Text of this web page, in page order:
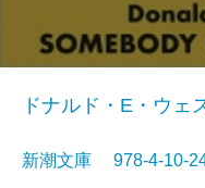
ドナルド・E・ウェ
新潮文庫 978-4-10-